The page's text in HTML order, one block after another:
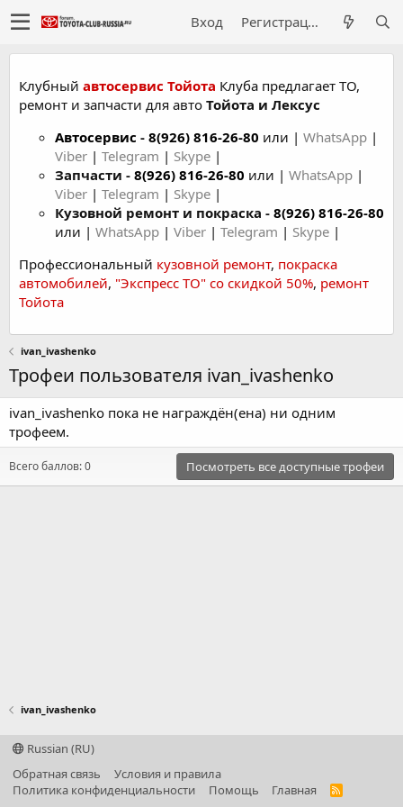
Вход Регистрация
Клубный автосервис Тойота Клуба предлагает ТО,
ремонт и запчасти для авто Тойота и Лексус
Автосервис - 8(926) 816-26-80 или | WhatsApp |
Viber | Telegram | Skype |
Запчасти - 8(926) 816-26-80 или | WhatsApp |
Viber | Telegram | Skype |
Кузовной ремонт и покраска - 8(926) 816-26-80
или | WhatsApp | Viber | Telegram | Skype |
Профессиональный кузовной ремонт, покраска
автомобилей, "Экспресс ТО" со скидкой 50%, ремонт
Тойота
ivan_ivashenko
Трофеи пользователя ivan_ivashenko
ivan_ivashenko пока не награждён(ена) ни одним
трофеем.
Всего баллов: 0 Посмотреть все доступные трофеи
ivan_ivashenko
Russian (RU)
Обратная связь
Условия и правила
Политика конфиденциальности
Помощь Главная
R